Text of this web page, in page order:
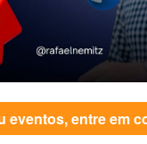
eventos, entre em